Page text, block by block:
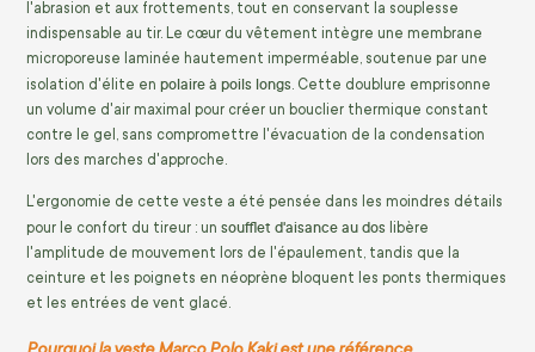
l'abrasion et aux frottements, tout en conservant la souplesse
indispensable au tir. Le cœur du vêtement intègre une membrane
microporeuse laminée hautement imperméable, soutenue par une
isolation d'élite en polaire à poils longs . Cette doublure emprisonne
un volume d'air maximal pour créer un bouclier thermique constant
contre le gel, sans compromettre l'évacuation de la condensation
lors des marches d'approche.
L'ergonomie de cette veste a été pensée dans les moindres détails
pour le confort du tireur : un soufflet d'aisance au dos libère
l'amplitude de mouvement lors de l'épaulement, tandis que la
ceinture et les poignets en néoprène bloquent les ponts thermiques
et les entrées de vent glacé.